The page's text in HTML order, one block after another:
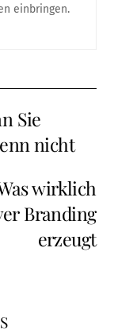
einbringen.
Sie
nicht
wirklich
Branding
erzeugt